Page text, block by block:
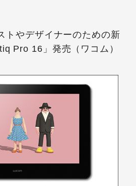
トやデザイナーのための新
Pro 16」発売（ワコム）